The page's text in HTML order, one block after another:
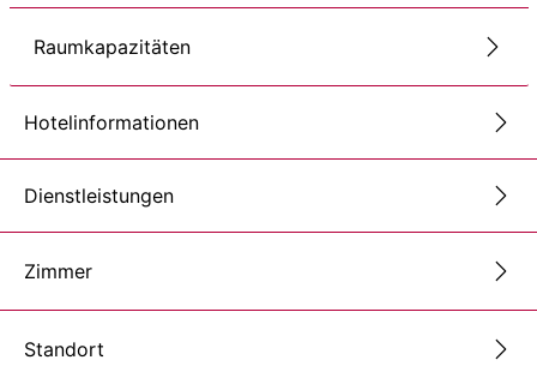
Raumkapazitäten
Hotelinformationen
Dienstleistungen
Zimmer
Standort